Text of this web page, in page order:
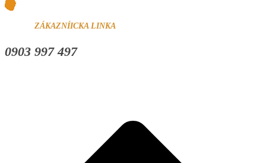
ZÁKAZNÍICKA LINKA
0903 997 497